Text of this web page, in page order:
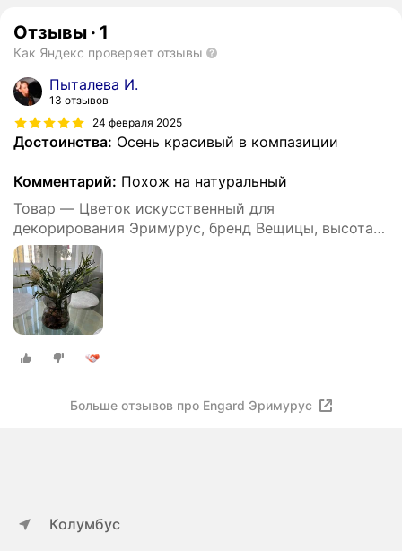
Отзывы · 1
Как Яндекс проверяет отзывы
Пыталева И.
13 отзывов
24 февраля 2025
Достоинства: Осень красивый в компазиции
Комментарий: Похож на натуральный
Товар — Цветок искусственный для
декорирования Эримурус, бренд Вещицы, высота
43 см
Больше отзывов про Engard Эримурус
Колумбус